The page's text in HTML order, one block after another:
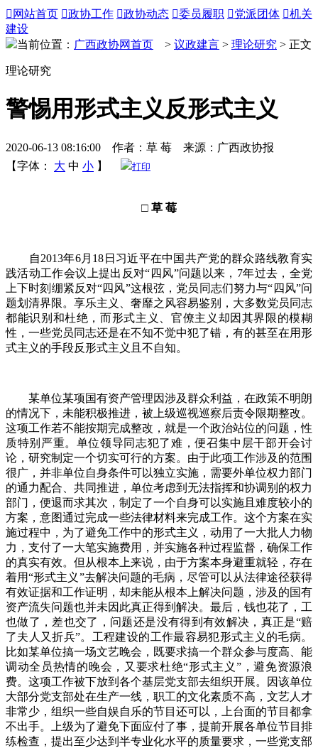
 网站首页 政协工作 政协动态 委员履职 党派团体 机关
建设
当前位置： 广西政协网首页 > 议政建言 > 理论研究 > 正文
理论研究
警惕用形式主义反形式主义
2020-06-13 08:16:00 作者：草 莓 来源：广西政协报
【字体：
大 中 小 】 打印
□ 草 莓
自2013年6月18日习近平在中国共产党的群众路线教育实
践活动工作会议上提出反对“四风”问题以来，7年过去，全党
上下时刻绷紧反对“四风”这根弦，党员同志们努力与“四风”问
题划清界限。享乐主义、奢靡之风容易鉴别，大多数党员同志
都能识别和杜绝，而形式主义、官僚主义却因其界限的模糊
性，一些党员同志还是在不知不觉中犯了错，有的甚至在用形
式主义的手段反形式主义且不自知。
某单位某项国有资产管理因涉及群众利益，在政策不明朗
的情况下，未能积极推进，被上级巡视巡察后责令限期整改。
这项工作若不能按期完成整改，就是一个政治站位的问题，性
质特别严重。单位领导同志犯了难，便召集中层干部开会讨
论，研究制定一个切实可行的方案。由于此项工作涉及的范围
很广，并非单位自身条件可以独立实施，需要外单位权力部门
的通力配合、共同推进，单位考虑到无法指挥和协调别的权力
部门，便退而求其次，制定了一个自身可以实施且难度较小的
方案，意图通过完成一些法律材料来完成工作。这个方案在实
施过程中，为了避免工作中的形式主义，动用了一大批人力物
力，支付了一大笔实施费用，并实施各种过程监督，确保工作
的真实有效。但从根本上来说，由于方案本身避重就轻，存在
着用“形式主义”去解决问题的毛病，尽管可以从法律途径获得
有效证据和工作证明，却未能从根本上解决问题，涉及的国有
资产流失问题也并未因此真正得到解决。最后，钱也花了，工
也做了，差也交了，问题还是没有得到有效解决，真正是“赔
了夫人又折兵”。工程建设的工作最容易犯形式主义的毛病。
比如某单位搞一场文艺晚会，既要求搞一个群众参与度高、能
调动全员热情的晚会，又要求杜绝“形式主义”，避免资源浪
费。这项工作被下放到各个基层党支部去组织开展。因该单位
大部分党支部处在生产一线，职工的文化素质不高，文艺人才
非常少，组织一些自娱自乐的节目还可以，上台面的节目都拿
不出手。上级为了避免下面应付了事，提前开展各单位节目排
练检查，提出至少达到半专业化水平的质量要求，一些党支部